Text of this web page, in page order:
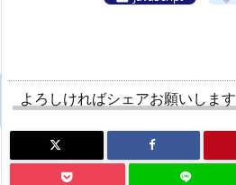
よろしければシェアお願いします